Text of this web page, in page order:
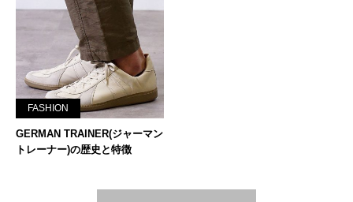
FASHION
GERMAN TRAINER(ジャーマン
トレーナー)の歴史と特徴